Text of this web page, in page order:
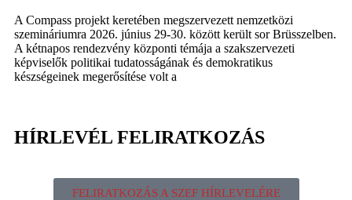
A Compass projekt keretében megszervezett nemzetközi
szemináriumra 2026. június 29-30. között került sor Brüsszelben.
A kétnapos rendezvény központi témája a szakszervezeti
képviselők politikai tudatosságának és demokratikus
készségeinek megerősítése volt a
HÍRLEVÉL FELIRATKOZÁS
FELIRATKOZÁS A SZEF HÍRLEVELÉRE